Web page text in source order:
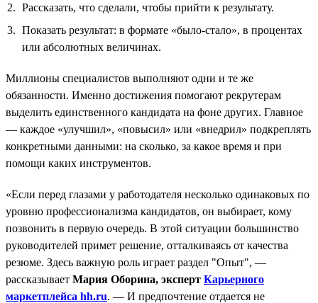
Рассказать, что сделали, чтобы прийти к результату.
Показать результат: в формате «было-стало», в процентах
или абсолютных величинах.
Миллионы специалистов выполняют одни и те же
обязанности. Именно достижения помогают рекрутерам
выделить единственного кандидата на фоне других. Главное
— каждое «улучшил», «повысил» или «внедрил» подкреплять
конкретными данными: на сколько, за какое время и при
помощи каких инструментов.
«Если перед глазами у работодателя несколько одинаковых по
уровню профессионализма кандидатов, он выбирает, кому
позвонить в первую очередь. В этой ситуации большинство
руководителей примет решение, отталкиваясь от качества
резюме. Здесь важную роль играет раздел "Опыт", —
рассказывает Мария Оборина, эксперт Карьерного
маркетплейса hh.ru. — И предпочтение отдается не